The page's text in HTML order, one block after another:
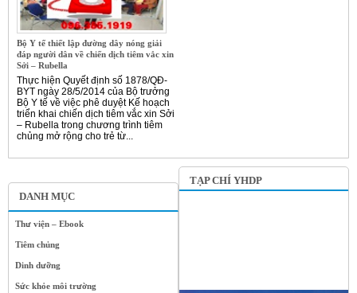
DANH MỤC
Thư viện – Ebook
Tiêm chủng
Dinh dưỡng
Sức khỏe môi trường
Bộ Y tế thiết lập đường dây nóng giải
đáp người dân về chiến dịch tiêm vắc xin
Sởi – Rubella
Thực hiện Quyết định số 1878/QĐ-
BYT ngày 28/5/2014 của Bộ trưởng
Bộ Y tế về việc phê duyệt Kế hoạch
triển khai chiến dịch tiêm vắc xin Sởi
– Rubella trong chương trình tiêm
chủng mở rộng cho trẻ từ...
TẠP CHÍ YHDP